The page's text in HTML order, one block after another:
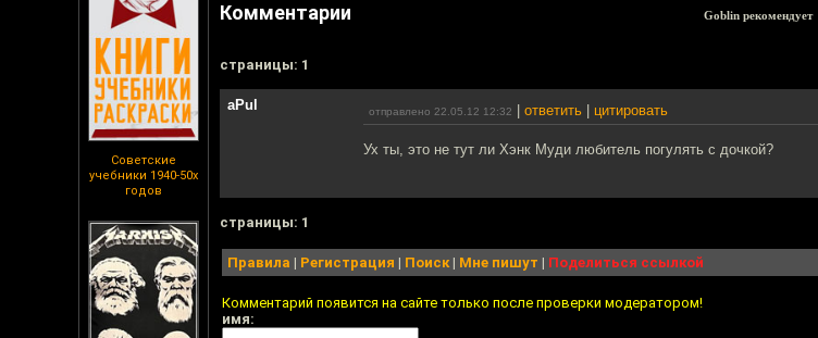
Советские
учебники 1940-50х
годов
Комментарии Goblin рекомендует
cтраницы: 1
aPul отправлено 22.05.12 12:32 ответить цитировать
Ух ты, это не тут ли Хэнк Муди любитель погулять с дочкой?
cтраницы: 1
Правила | Регистрация | Поиск| Мне пишут | Поделиться ссылкой
Комментарий появится на сайте только после проверки модератором!
имя: